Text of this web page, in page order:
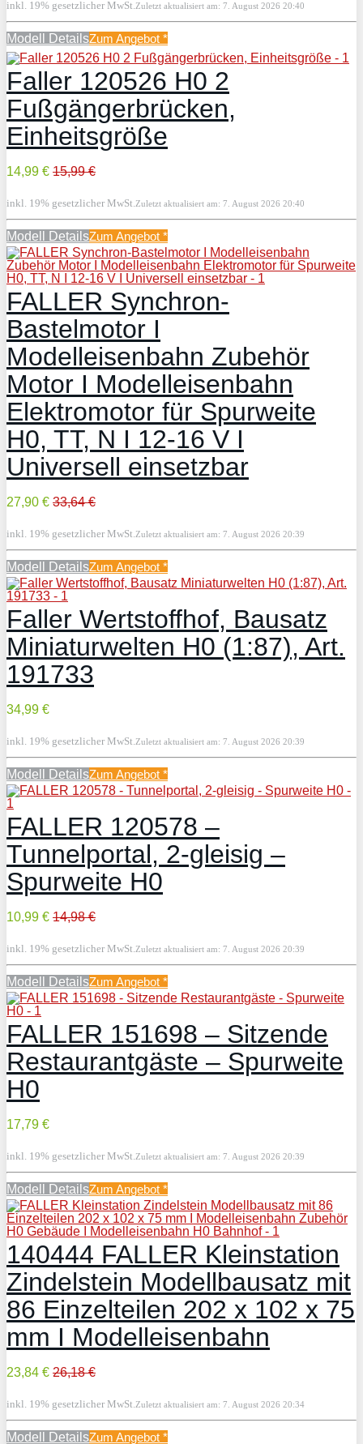
inkl. 19% gesetzlicher MwSt.Zuletzt aktualisiert am: 7. August 2026 20:40
Modell DetailsZum Angebot *
Faller 120526 H0 2
Fußgängerbrücken,
Einheitsgröße
14,99 € 15,99 €
inkl. 19% gesetzlicher MwSt.Zuletzt aktualisiert am: 7. August 2026 20:40
Modell DetailsZum Angebot *
FALLER Synchron-
Bastelmotor I
Modelleisenbahn Zubehör
Motor I Modelleisenbahn
Elektromotor für Spurweite
H0, TT, N I 12-16 V I
Universell einsetzbar
27,90 € 33,64 €
inkl. 19% gesetzlicher MwSt.Zuletzt aktualisiert am: 7. August 2026 20:39
Modell DetailsZum Angebot *
Faller Wertstoffhof, Bausatz
Miniaturwelten H0 (1:87), Art.
191733
34,99 €
inkl. 19% gesetzlicher MwSt.Zuletzt aktualisiert am: 7. August 2026 20:39
Modell DetailsZum Angebot *
FALLER 120578 –
Tunnelportal, 2-gleisig –
Spurweite H0
10,99 € 14,98 €
inkl. 19% gesetzlicher MwSt.Zuletzt aktualisiert am: 7. August 2026 20:39
Modell DetailsZum Angebot *
FALLER 151698 – Sitzende
Restaurantgäste – Spurweite
H0
17,79 €
inkl. 19% gesetzlicher MwSt.Zuletzt aktualisiert am: 7. August 2026 20:39
Modell DetailsZum Angebot *
140444 FALLER Kleinstation
Zindelstein Modellbausatz mit
86 Einzelteilen 202 x 102 x 75
mm I Modelleisenbahn
23,84 € 26,18 €
inkl. 19% gesetzlicher MwSt.Zuletzt aktualisiert am: 7. August 2026 20:34
Modell DetailsZum Angebot *